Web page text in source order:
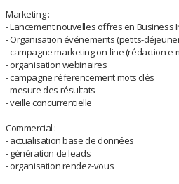
Marketing :
- Lancement nouvelles offres en Business
- Organisation événements (petits-
- campagne marketing on-line (rédaction
- organisation webinaires
- campagne réferencement mots clés
- mesure des résultats
- veille concurrentielle
Commercial :
- actualisation base de données
- génération de leads
- organisation rendez-vous